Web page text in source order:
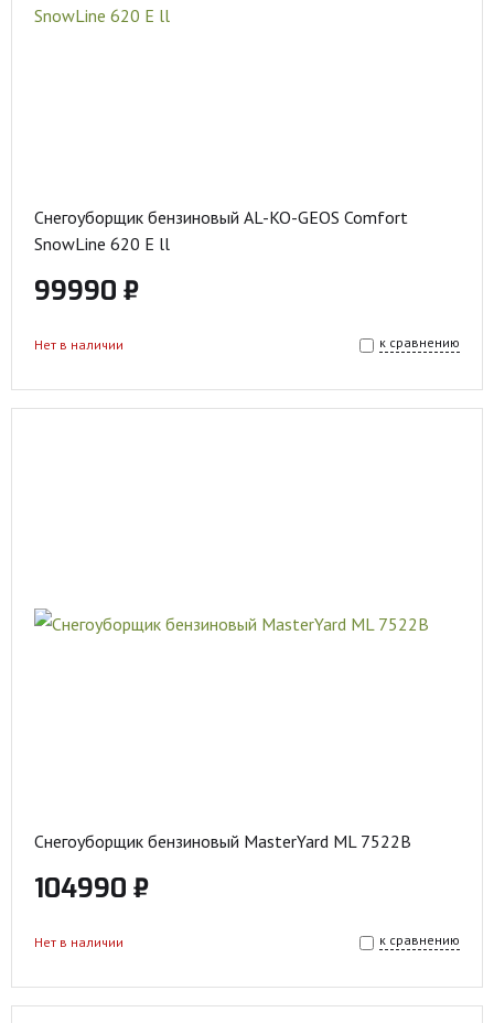
Снегоуборщик бензиновый AL-KO-GEOS Comfort
SnowLine 620 E ll
99990 ₽
к сравнению
Нет в наличии
Снегоуборщик бензиновый MasterYard ML 7522B
104990 ₽
к сравнению
Нет в наличии